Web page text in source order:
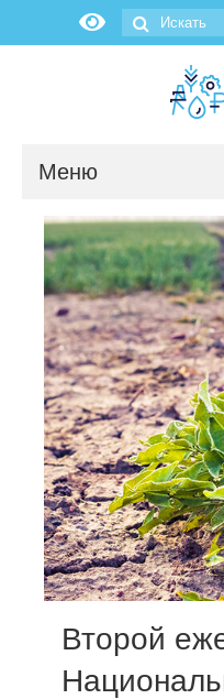
Меню
Новости
О нас
Об институте
Научные
Администрация
Сотрудники
Отчетность
Материалы
Второй